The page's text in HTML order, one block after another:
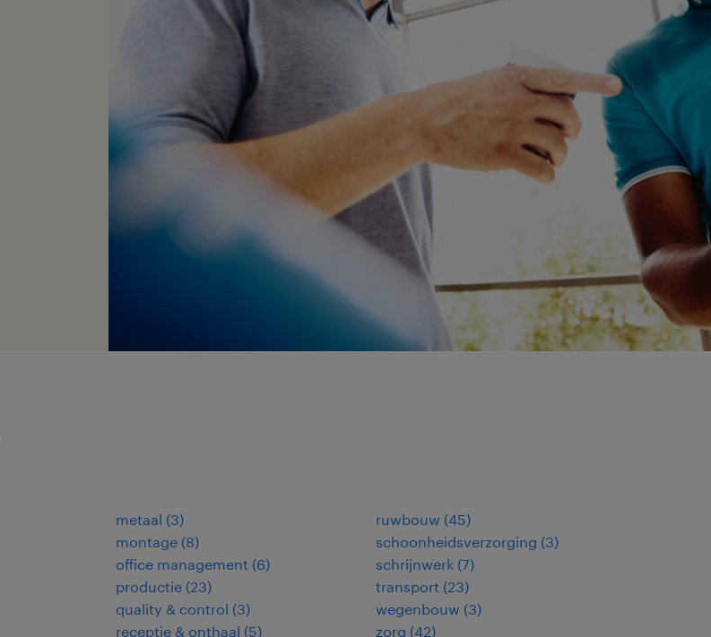
metaal (3)
montage (8)
office management (6)
productie (23)
quality & control (3)
receptie & onthaal (5)
ruwbouw (45)
schoonheidsverzorging (3)
schrijnwerk (7)
transport (23)
wegenbouw (3)
zorg (42)